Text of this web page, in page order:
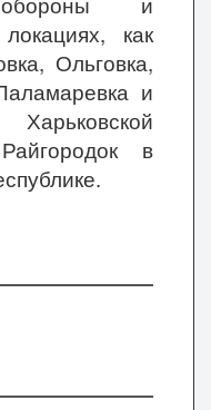
как
Ольговка,
и
в